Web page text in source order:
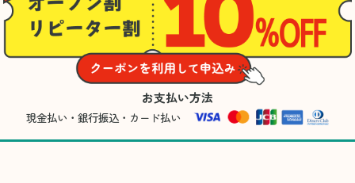
お支払い方法
現金払い・銀行振込・カード払い